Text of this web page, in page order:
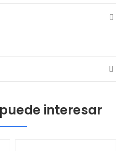
interesar